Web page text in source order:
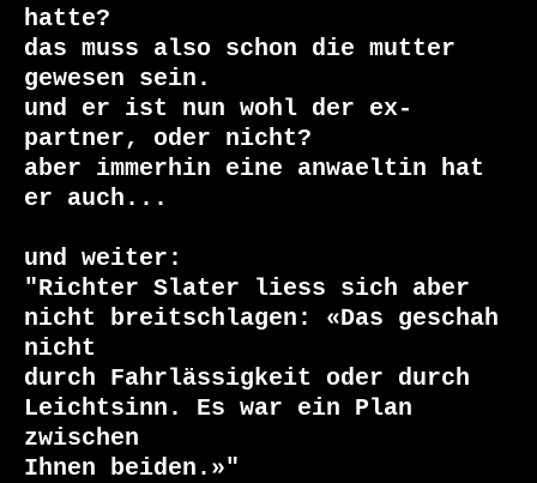
hatte?
das muss also schon die mutter
gewesen sein.
und er ist nun wohl der ex-
partner, oder nicht?
aber immerhin eine anwaeltin hat
er auch...
und weiter:
"Richter Slater liess sich aber
nicht breitschlagen: «Das geschah
nicht
durch Fahrlässigkeit oder durch
Leichtsinn. Es war ein Plan
zwischen
Ihnen beiden.»"